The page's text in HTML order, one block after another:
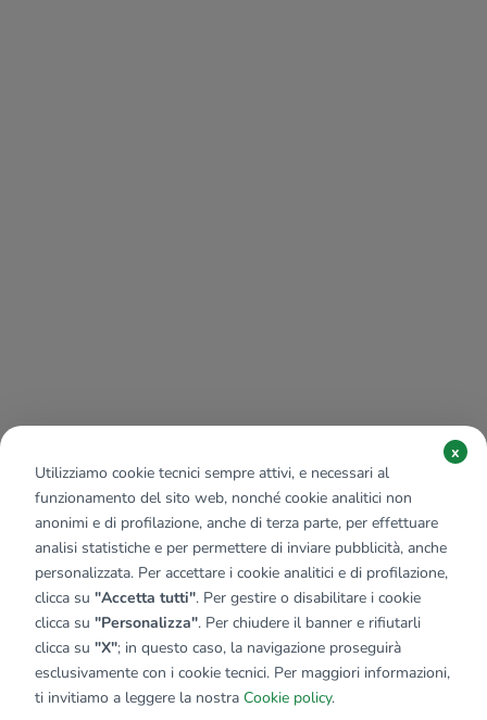
Utilizziamo cookie tecnici sempre attivi, e necessari al
funzionamento del sito web, nonché cookie analitici non
anonimi e di profilazione, anche di terza parte, per effettuare
analisi statistiche e per permettere di inviare pubblicità, anche
personalizzata. Per accettare i cookie analitici e di profilazione,
clicca su "Accetta tutti". Per gestire o disabilitare i cookie
clicca su "Personalizza". Per chiudere il banner e rifiutarli
clicca su "X"; in questo caso, la navigazione proseguirà
esclusivamente con i cookie tecnici. Per maggiori informazioni,
ti invitiamo a leggere la nostra Cookie policy.
x